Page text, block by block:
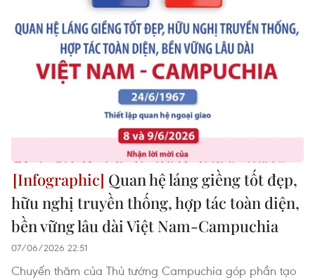
Quan hệ láng giềng tốt đẹp,
hữu nghị truyền thống, hợp tác toàn diện,
bền vững lâu dài Việt Nam-Campuchia
07/06/2026 22:51
Chuyến thăm của Thủ tướng Campuchia góp phần tạo